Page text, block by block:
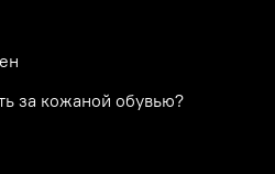
за кожаной обувью?